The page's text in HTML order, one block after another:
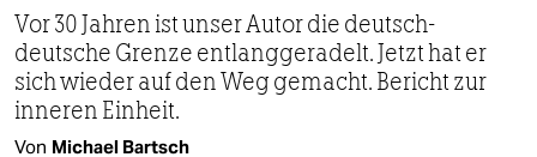
Vor 30 Jahren ist unser Autor die deutsch-
deutsche Grenze entlanggeradelt. Jetzt hat er
sich wieder auf den Weg gemacht. Bericht zur
inneren Einheit.
Von Michael Bartsch